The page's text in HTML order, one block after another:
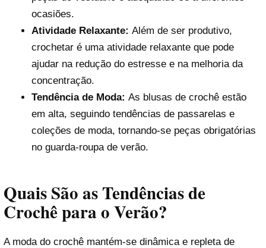
ocasiões.
Atividade Relaxante: Além de ser produtivo,
crochetar é uma atividade relaxante que pode
ajudar na redução do estresse e na melhoria da
concentração.
Tendência de Moda: As blusas de crochê estão
em alta, seguindo tendências de passarelas e
coleções de moda, tornando-se peças obrigatórias
no guarda-roupa de verão.
Quais São as Tendências de
Crochê para o Verão?
A moda do crochê mantém-se dinâmica e repleta de